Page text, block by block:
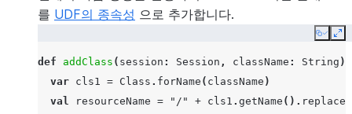
를 UDF의 종속성 으로 추가합니다.
Copy
def addClass ( session : Session , className : String ):
var cls1 = Class . forName ( className )
val
resourceName = "/" + cls1 . getName (). replace